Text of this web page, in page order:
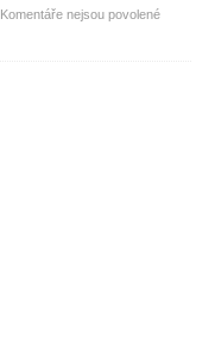
Komentáře nejsou povolené